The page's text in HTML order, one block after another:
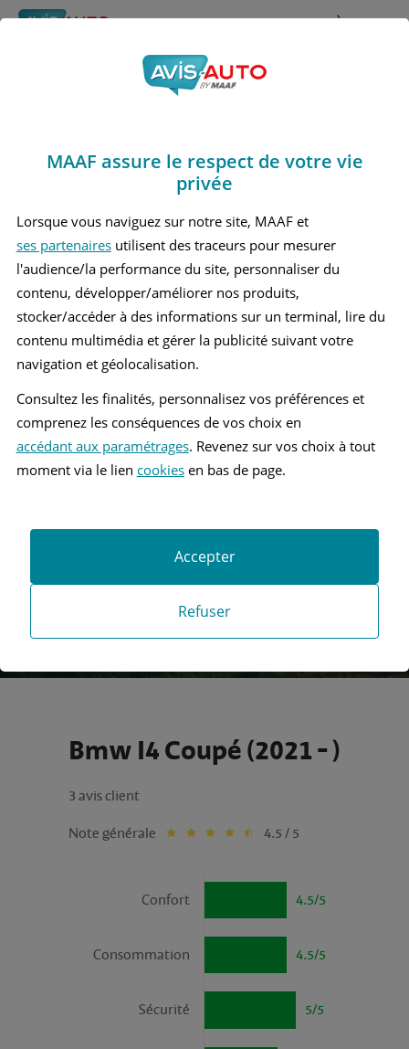
Rechercher À propos
Obtenir un devis d'assurance auto MAAF
Avis Bmw I4 Coupé
(2021 - )
Recherche d'un véhicule
Comparer deux véhicules
Recherche
Recherche avancée
Bmw I4 Coupé (2021 - )
3 avis client
Note générale 4.5 / 5
4.5/5
Confort
4.5/5
Consommation
5/5
Sécurité
MAAF assure le respect de votre vie
privée
Lorsque vous naviguez sur notre site, MAAF et
ses partenairesutilisent des traceurs pour mesurer
l'audience/la performance du site, personnaliser du
contenu, développer/améliorer nos produits,
stocker/accéder à des informations sur un terminal, lire du
contenu multimédia et gérer la publicité suivant votre
navigation et géolocalisation.
Consultez les finalités, personnalisez vos préférences et
comprenez les conséquences de vos choix en
accédant aux paramétrages. Revenez sur vos choix à tout
moment via le lien cookiesen bas de page.
Refuser
Accepter